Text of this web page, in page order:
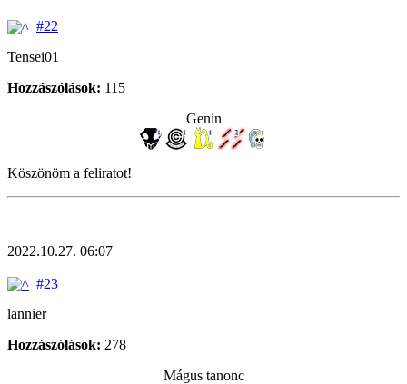
#22
Tensei01
Hozzászólások: 115
Genin
Köszönöm a feliratot!
2022.10.27. 06:07
#23
lannier
Hozzászólások: 278
Mágus tanonc